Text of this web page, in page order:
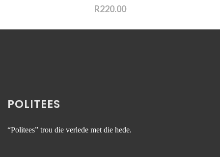
R220.00
POLITEES
“Politees” trou die verlede met die hede.